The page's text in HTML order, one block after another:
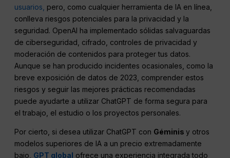
usuarios, pero, como cualquier herramienta de IA en línea,
conlleva riesgos potenciales para la privacidad y la
seguridad. OpenAI ha implementado sólidas salvaguardas
de ciberseguridad, cifrado, controles de privacidad y
moderación de contenidos para proteger tus datos.
Aunque se han producido incidentes ocasionales, como la
breve exposición de datos de 2023, comprender estos
riesgos y seguir las mejores prácticas recomendadas
puede ayudarte a utilizar ChatGPT de forma segura para
el trabajo, el estudio o los proyectos personales.
Por cierto, si desea utilizar ChatGPT con Géminisy otros
modelos superiores de IA a un precio extremadamente
bajo, GPT global ofrece una experiencia integrada todo